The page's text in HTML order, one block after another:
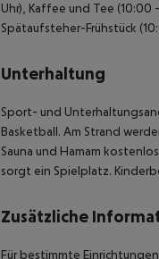
Uhr), Kaffee und Tee (10:00
Spätaufsteher-Frühstück
Unterhaltung
Sport- und
Basketball. Am Strand
Sauna und Hamam
sorgt ein Spielplatz.
Zusätzliche
Für bestimmte